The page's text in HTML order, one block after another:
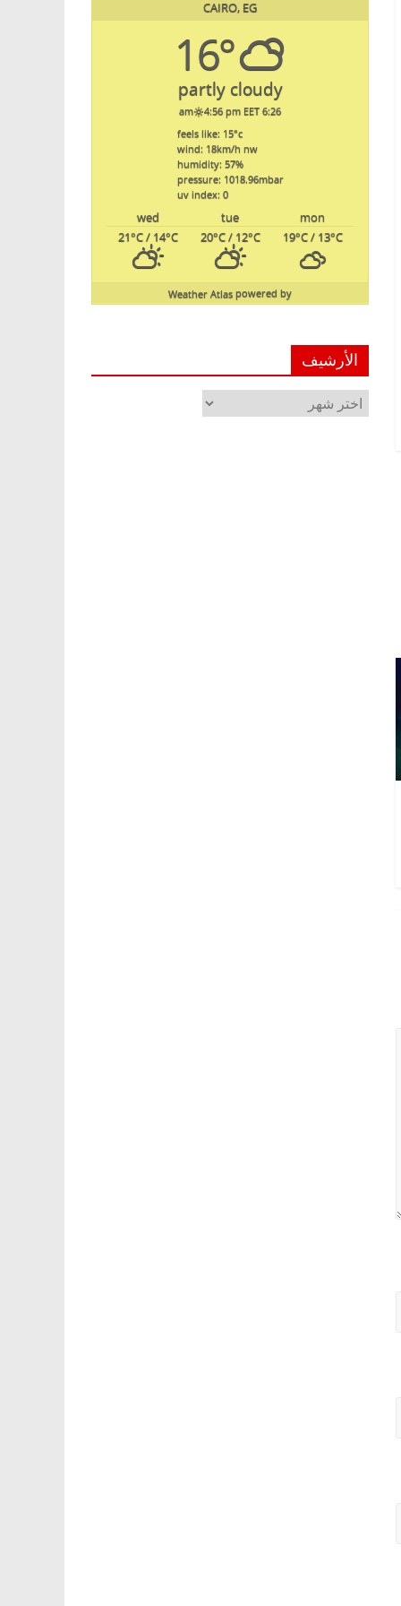
CAIRO, EG
16°
partly cloudy
6:26 am
4:56 pm EET
feels like: 15°c
wind: 18km/h nw
humidity: 57%
pressure: 1018.96mbar
uv index: 0
mon
tue
wed
19°C/ 13°C
20°C/ 12°C
21°C/ 14°C
powered by
Weather Atlas
الأرشيف
الأرشيف